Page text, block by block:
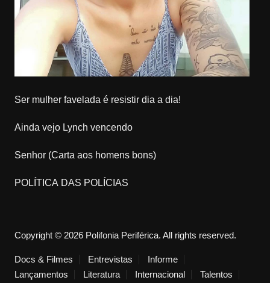
Ser mulher favelada é resistir dia a dia!
Ainda vejo Lynch vencendo
Senhor (Carta aos homens bons)
POLÍTICA DAS POLÍCIAS
Copyright © 2026 Polifonia Periférica. All rights reserved.
Docs & Filmes Entrevistas
Informe
Lançamentos
Literatura Internacional Talentos